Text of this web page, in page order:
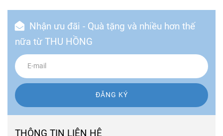
Nhận ưu đãi - Quà tặng và nhiều hơn thế
nữa từ THU HỒNG
ĐĂNG KÝ
THÔNG TIN LIÊN HỆ